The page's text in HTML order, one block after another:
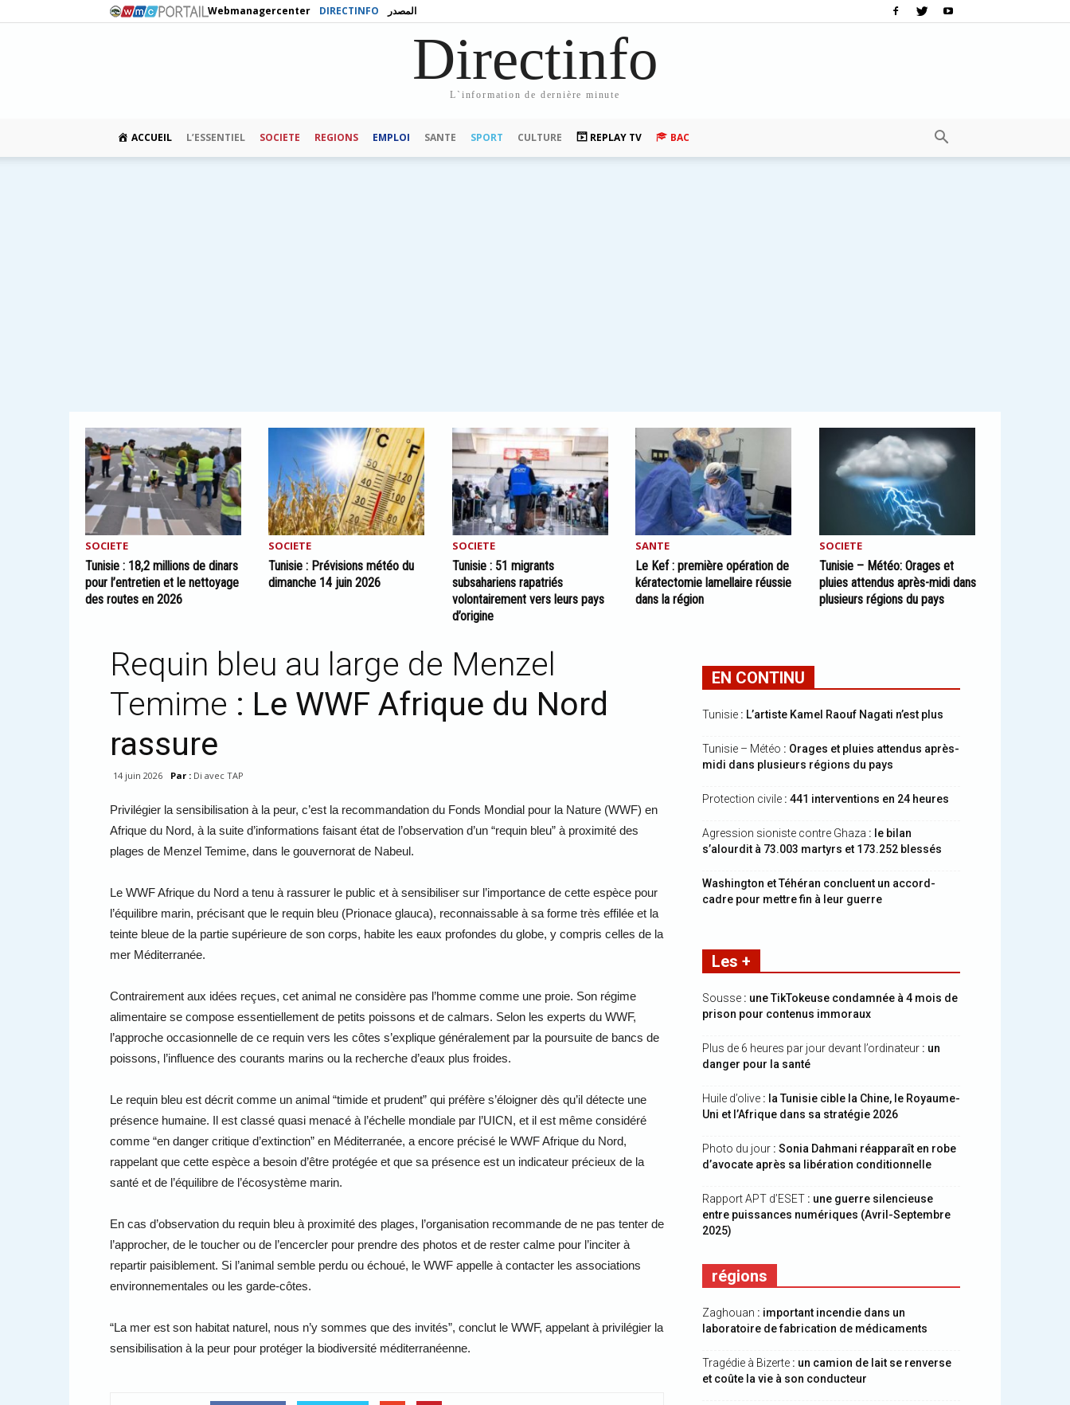
Webmanagercenter DIRECTINFO المصدر
Directinfo
L`information de dernière minute
ACCUEIL L’ESSENTIEL SOCIETE REGIONS EMPLOI SANTE SPORT CULTURE REPLAY TV BAC
SOCIETE
Tunisie : 18,2 millions de dinars
pour l’entretien et le nettoyage
des routes en 2026
SOCIETE
Tunisie : Prévisions météo du
dimanche 14 juin 2026
SOCIETE
Tunisie : 51 migrants
subsahariens rapatriés
volontairement vers leurs pays
d’origine
SANTE
Le Kef : première opération de
kératectomie lamellaire réussie
dans la région
SOCIETE
Tunisie – Météo: Orages et
pluies attendus après-midi dans
plusieurs régions du pays
Requin bleu au large de Menzel
Temime : Le WWF Afrique du Nord
rassure
14 juin 2026 Par : Di avec TAP
Privilégier la sensibilisation à la peur, c’est la recommandation du Fonds Mondial pour la Nature (WWF) en
Afrique du Nord, à la suite d’informations faisant état de l’observation d’un “requin bleu” à proximité des
plages de Menzel Temime, dans le gouvernorat de Nabeul.
Le WWF Afrique du Nord a tenu à rassurer le public et à sensibiliser sur l’importance de cette espèce pour
l’équilibre marin, précisant que le requin bleu (Prionace glauca), reconnaissable à sa forme très effilée et la
teinte bleue de la partie supérieure de son corps, habite les eaux profondes du globe, y compris celles de la
mer Méditerranée.
Contrairement aux idées reçues, cet animal ne considère pas l’homme comme une proie. Son régime
alimentaire se compose essentiellement de petits poissons et de calmars. Selon les experts du WWF,
l’approche occasionnelle de ce requin vers les côtes s’explique généralement par la poursuite de bancs de
poissons, l’influence des courants marins ou la recherche d’eaux plus froides.
Le requin bleu est décrit comme un animal “timide et prudent” qui préfère s’éloigner dès qu’il détecte une
présence humaine. Il est classé quasi menacé à l’échelle mondiale par l’UICN, et il est même considéré
comme “en danger critique d’extinction” en Méditerranée, a encore précisé le WWF Afrique du Nord,
rappelant que cette espèce a besoin d’être protégée et que sa présence est un indicateur précieux de la
santé et de l’équilibre de l’écosystème marin.
En cas d’observation du requin bleu à proximité des plages, l’organisation recommande de ne pas tenter de
l’approcher, de le toucher ou de l’encercler pour prendre des photos et de rester calme pour l’inciter à
repartir paisiblement. Si l’animal semble perdu ou échoué, le WWF appelle à contacter les associations
environnementales ou les garde-côtes.
“La mer est son habitat naturel, nous n’y sommes que des invités”, conclut le WWF, appelant à privilégier la
sensibilisation à la peur pour protéger la biodiversité méditerranéenne.
EN CONTINU
Tunisie : L’artiste Kamel Raouf Nagati n’est plus
Tunisie – Météo : Orages et pluies attendus après-
midi dans plusieurs régions du pays
Protection civile : 441 interventions en 24 heures
Agression sioniste contre Ghaza : le bilan
s’alourdit à 73.003 martyrs et 173.252 blessés
Washington et Téhéran concluent un accord-
cadre pour mettre fin à leur guerre
Les +
Sousse : une TikTokeuse condamnée à 4 mois de
prison pour contenus immoraux
Plus de 6 heures par jour devant l’ordinateur : un
danger pour la santé
Huile d’olive : la Tunisie cible la Chine, le Royaume-
Uni et l’Afrique dans sa stratégie 2026
Photo du jour : Sonia Dahmani réapparaît en robe
d’avocate après sa libération conditionnelle
Rapport APT d’ESET : une guerre silencieuse
entre puissances numériques (Avril-Septembre
2025)
régions
Zaghouan : important incendie dans un
laboratoire de fabrication de médicaments
Tragédie à Bizerte : un camion de lait se renverse
et coûte la vie à son conducteur